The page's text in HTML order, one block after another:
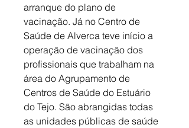
arranque do plano de
vacinação. Já no Centro de
Saúde de Alverca teve início a
operação de vacinação dos
profissionais que trabalham na
área do Agrupamento de
Centros de Saúde do Estuário
do Tejo. São abrangidas todas
as unidades públicas de saúde